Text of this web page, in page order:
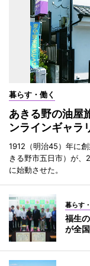
暮らす・働く
あきる野の油屋
ンラインギャラ
1912（明治45）年に
きる野市五日市）が、
に始動させた。
暮らす
福生
が全